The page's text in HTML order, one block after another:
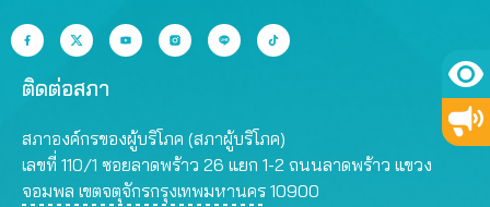
ติดต่อสภา
สภาองค์กรของผู้บริโภค (สภาผู้บริโภค)
เลขที่ 110/1 ซอยลาดพร้าว 26 แยก 1-2 ถนนลาดพร้าว แขวง
จอมพล เขตจตุจักรกรุงเทพมหานคร 10900